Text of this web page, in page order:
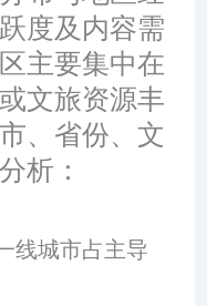
度及内容需
主要集中在
文旅资源丰
、省份、文
析：
线城市占主导